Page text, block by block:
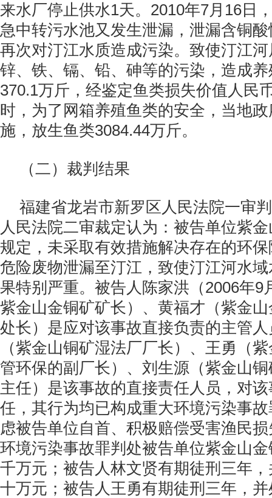
来水厂停止供水1天。2010年7月16日
急中转污水池又发生泄漏，泄漏含铜
再次对汀江水质造成污染。致使汀江
锌、铁、镉、铅、砷等的污染，造成
370.1万斤，经鉴定鱼类损失价值人民
时，为了网箱养殖鱼类的安全，当地
施，放生鱼类3084.44万斤。
（二）裁判结果
福建省龙岩市新罗区人民法院一审
人民法院二审裁定认为：被告单位紫
规定，未采取有效措施解决存在的环
危险废物泄漏至汀江，致使汀江河水
果特别严重。被告人陈家洪（2006年9
紫金山金铜矿矿长）、黄福才（紫金
处长）是应对该事故直接负责的主管
（紫金山铜矿湿法厂厂长）、王勇（
管环保的副厂长）、刘生源（紫金山
主任）是该事故的直接责任人员，对
任，其行为均已构成重大环境污染事
虑被告单位自首、积极赔偿受害渔民
环境污染事故罪判处被告单位紫金山
千万元；被告人林文贤有期徒刑三年
十万元；被告人王勇有期徒刑三年，